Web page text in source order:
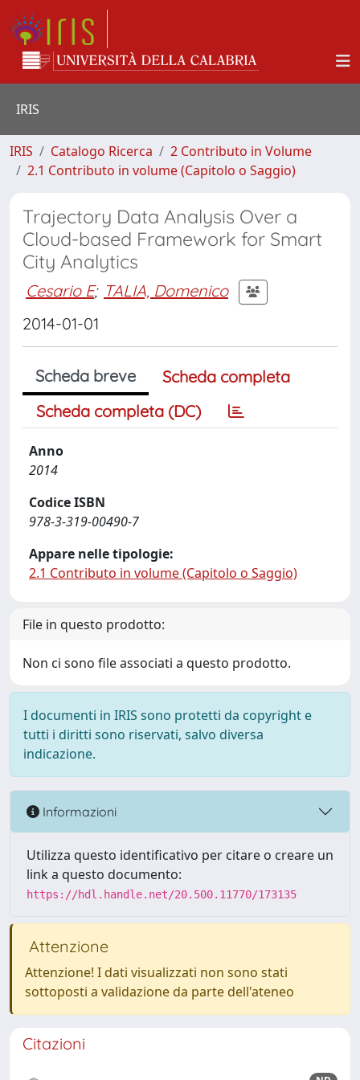
IRIS
IRIS Catalogo Ricerca
2 Contributo in Volume
2.1 Contributo in volume (Capitolo o Saggio)
Trajectory Data Analysis Over a
Cloud-based Framework for Smart
City Analytics
Cesario E; TALIA, Domenico
2014-01-01
Scheda breve
Scheda completa
Scheda completa (DC)
Anno
2014
Codice ISBN
978-3-319-00490-7
Appare nelle tipologie:
2.1 Contributo in volume (Capitolo o Saggio)
File in questo prodotto:
Non ci sono file associati a questo prodotto.
I documenti in IRIS sono protetti da copyright e
tutti i diritti sono riservati, salvo diversa
indicazione.
Informazioni
Utilizza questo identificativo per citare o creare un
link a questo documento:
https://hdl.handle.net/20.500.11770/173135
Attenzione
Attenzione! I dati visualizzati non sono stati
sottoposti a validazione da parte dell'ateneo
Citazioni